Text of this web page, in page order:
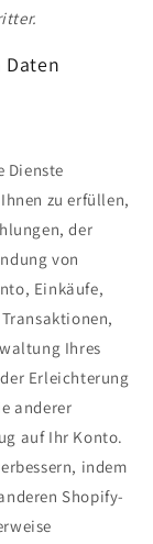
Dienste
zu erfüllen,
der
von
Einkäufe,
Ihres
Erleichterung
anderer
auf Ihr Konto.
indem
Shopify-